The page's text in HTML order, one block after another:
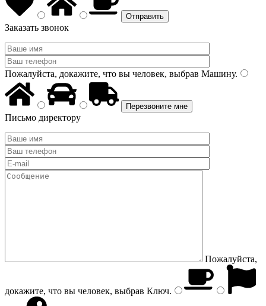
Заказать звонок
Пожалуйста, докажите, что вы человек, выбрав Машину.
Письмо директору
Пожалуйста,
докажите, что вы человек, выбрав Ключ.